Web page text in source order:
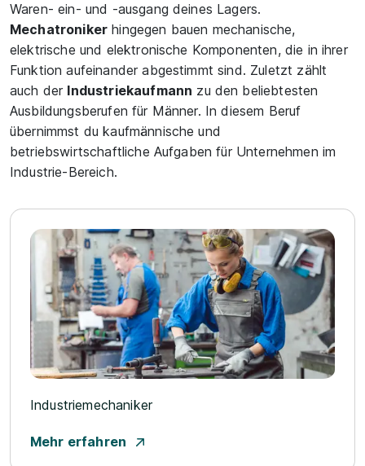
Waren- ein- und -ausgang deines Lagers.
Mechatroniker hingegen bauen mechanische,
elektrische und elektronische Komponenten, die in ihrer
Funktion aufeinander abgestimmt sind. Zuletzt zählt
auch der Industriekaufmann zu den beliebtesten
Ausbildungsberufen für Männer. In diesem Beruf
übernimmst du kaufmännische und
betriebswirtschaftliche Aufgaben für Unternehmen im
Industrie-Bereich.
Industriemechaniker
Mehr erfahren